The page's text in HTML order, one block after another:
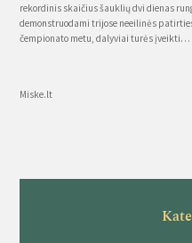
rekordinis skaičius šauklių dvi dienas
demonstruodami trijose neeilinės
čempionato metu, dalyviai turės įveikti…
Miske.lt